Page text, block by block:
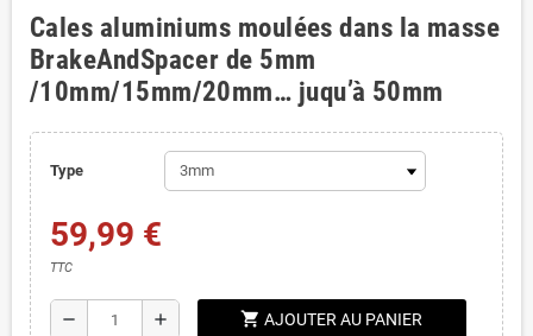
Cales aluminiums moulées dans la masse
BrakeAndSpacer de 5mm
/10mm/15mm/20mm… juqu’à 50mm
Type
59,99 €
TTC
remove add shopping_cart AJOUTER AU PANIER